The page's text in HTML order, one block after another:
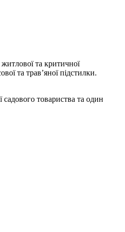
та критичної
та трав’яної підстилки.
садового товариства та один